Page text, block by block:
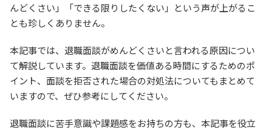
んどくさい」「できる限りしたくない」という声が上がるこ
とも珍しくありません。
本記事では、退職面談がめんどくさいと言われる原因につい
て解説しています。退職面談を価値ある時間にするためのポ
イント、面談を拒否された場合の対処法についてもまとめて
いますので、ぜひ参考にしてください。
退職面談に苦手意識や課題感をお持ちの方も、本記事を役立